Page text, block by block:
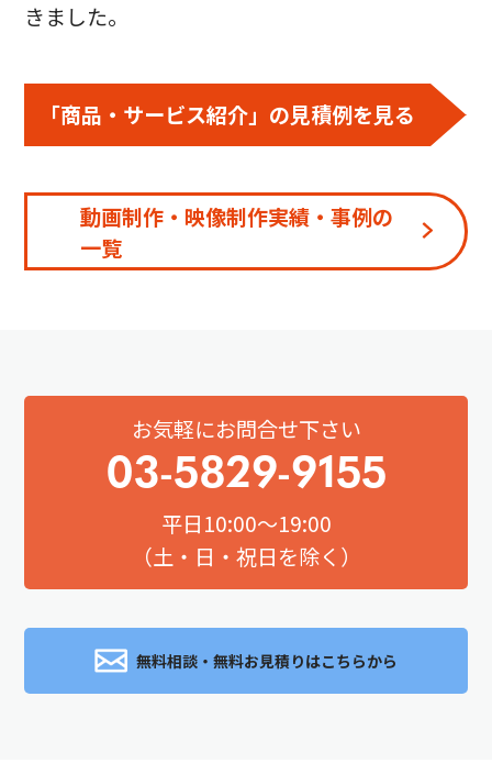
きました。
「商品・サービス紹介」の見積例を見る
動画制作・映像制作実績・事例の
一覧
お気軽にお問合せ下さい
03-5829-9155
平日10:00～19:00
（土・日・祝日を除く）
無料相談・無料お見積りはこちらから